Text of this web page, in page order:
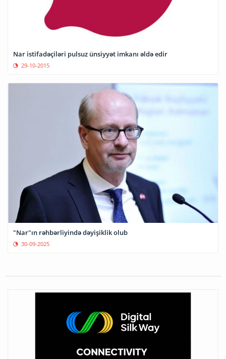
Nar istifadəçiləri pulsuz ünsiyyət imkanı əldə edir
29-10-2015
"Nar"ın rəhbərliyində dəyişiklik olub
30-09-2025